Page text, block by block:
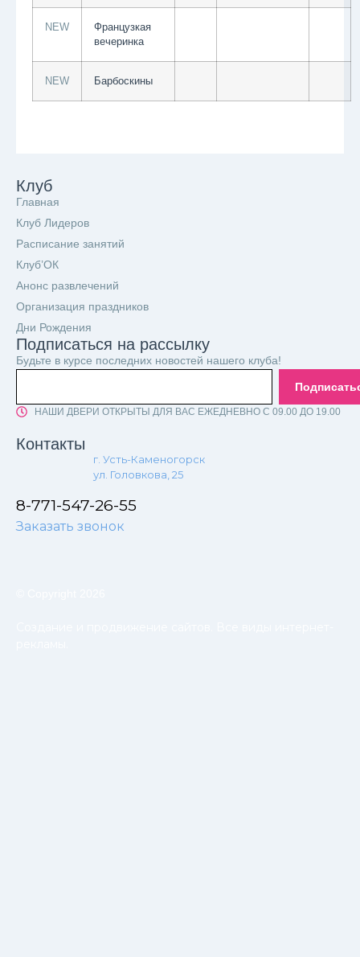
NEW
Французкая
вечеринка
NEW Барбоскины
Клуб
Главная
Клуб Лидеров
Расписание занятий
Клуб’ОК
Анонс развлечений
Организация праздников
Дни Рождения
Подписаться на рассылку
Будьте в курсе последних новостей нашего клуба!
НАШИ ДВЕРИ ОТКРЫТЫ ДЛЯ ВАС ЕЖЕДНЕВНО С 09.00 ДО 19.00
Контакты
г. Усть-Каменогорск
ул. Головкова, 25
8-771-547-26-55
Заказать звонок